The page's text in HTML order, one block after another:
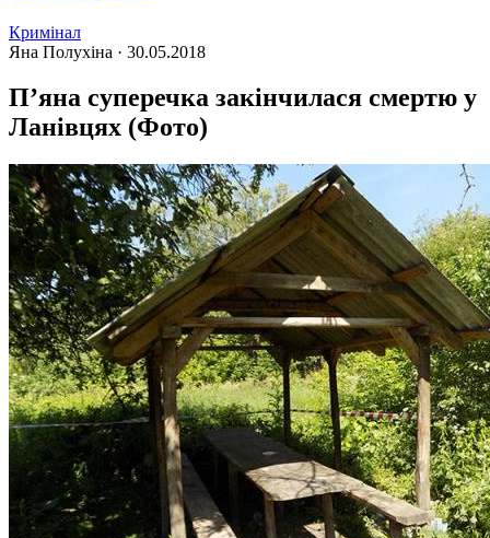
Кримінал
Яна Полухіна · 30.05.2018
П’яна суперечка закінчилася смертю у
Ланівцях (Фото)